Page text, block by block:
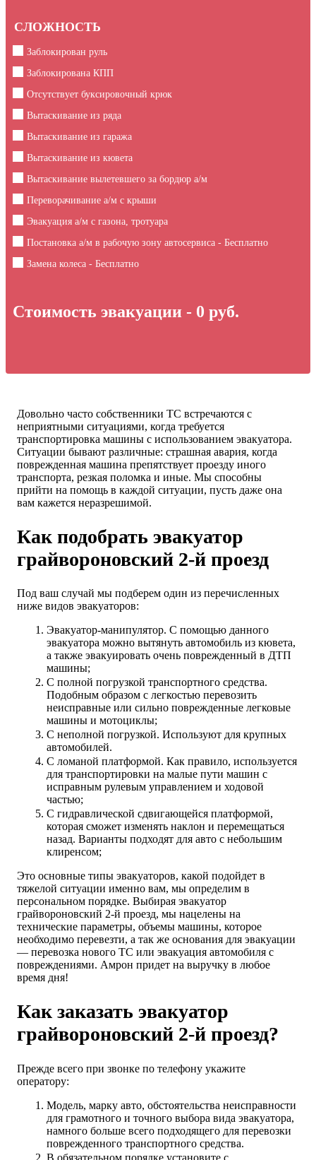
СЛОЖНОСТЬ
Заблокирован руль
Заблокирована КПП
Отсутствует буксировочный крюк
Вытаскивание из ряда
Вытаскивание из гаража
Вытаскивание из кювета
Вытаскивание вылетевшего за бордюр а/м
Переворачивание а/м с крыши
Эвакуация а/м с газона, тротуара
Постановка а/м в рабочую зону автосервиса - Бесплатно
Замена колеса - Бесплатно
Стоимость эвакуации - 0 руб.
Довольно часто собственники ТС встречаются с
неприятными ситуациями, когда требуется
транспортировка машины с использованием эвакуатора.
Ситуации бывают различные: страшная авария, когда
поврежденная машина препятствует проезду иного
транспорта, резкая поломка и иные. Мы способны
прийти на помощь в каждой ситуации, пусть даже она
вам кажется неразрешимой.
Как подобрать эвакуатор
грайвороновский 2-й проезд
Под ваш случай мы подберем один из перечисленных
ниже видов эвакуаторов:
Эвакуатор-манипулятор. С помощью данного
эвакуатора можно вытянуть автомобиль из кювета,
а также эвакуировать очень поврежденный в ДТП
машины;
С полной погрузкой транспортного средства.
Подобным образом с легкостью перевозить
неисправные или сильно поврежденные легковые
машины и мотоциклы;
С неполной погрузкой. Используют для крупных
автомобилей.
С ломаной платформой. Как правило, используется
для транспортировки на малые пути машин с
исправным рулевым управлением и ходовой
частью;
С гидравлической сдвигающейся платформой,
которая сможет изменять наклон и перемещаться
назад. Варианты подходят для авто с небольшим
клиренсом;
Это основные типы эвакуаторов, какой подойдет в
тяжелой ситуации именно вам, мы определим в
персональном порядке. Выбирая эвакуатор
грайвороновский 2-й проезд, мы нацелены на
технические параметры, объемы машины, которое
необходимо перевезти, а так же основания для эвакуации
— перевозка нового ТС или эвакуация автомобиля с
повреждениями. Амрон придет на выручку в любое
время дня!
Как заказать эвакуатор
грайвороновский 2-й проезд?
Прежде всего при звонке по телефону укажите
оператору:
Модель, марку авто, обстоятельства неисправности
для грамотного и точного выбора вида эвакуатора,
намного больше всего подходящего для перевозки
поврежденного транспортного средства.
В обязательном порядке установите с